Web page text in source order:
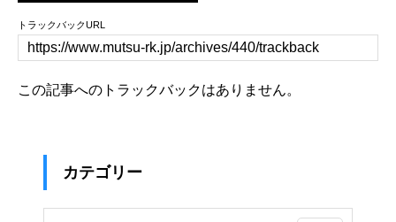
トラックバックURL
この記事へのトラックバックはありません。
カテゴリー